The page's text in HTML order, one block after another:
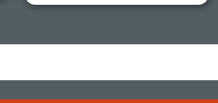
● Exceptionnel